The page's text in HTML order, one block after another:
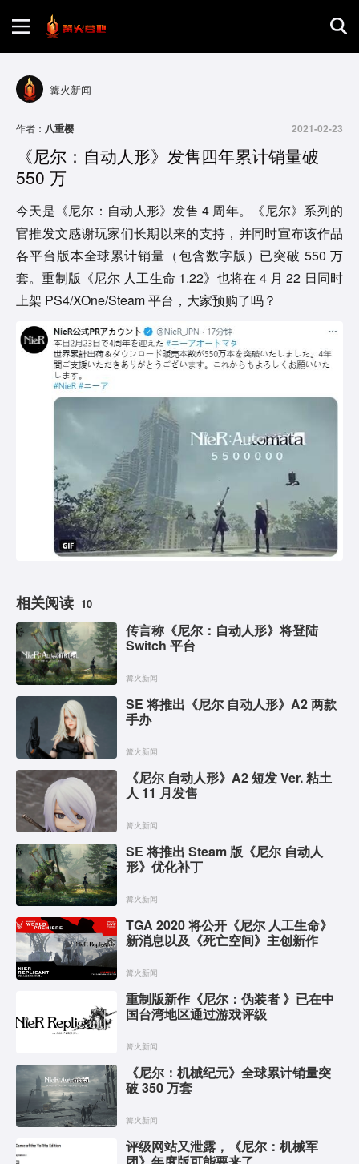
游戏评测
地图攻略
篝火新闻
作者： 八重樱 2021-02-23
《尼尔：自动人形》发售四年累计销量破
550 万
今天是《尼尔：自动人形》发售 4 周年。《尼尔》系列的
官推发文感谢玩家们长期以来的支持，并同时宣布该作品
各平台版本全球累计销量（包含数字版）已突破 550 万
套。重制版《尼尔 人工生命 1.22》也将在 4 月 22 日同时
上架 PS4/XOne/Steam 平台，大家预购了吗？
相关阅读 10
传言称《尼尔：自动人形》将登陆
Switch 平台
篝火新闻
SE 将推出《尼尔 自动人形》A2 两款
手办
篝火新闻
《尼尔 自动人形》A2 短发 Ver. 粘土
人 11 月发售
篝火新闻
SE 将推出 Steam 版《尼尔 自动人
形》优化补丁
篝火新闻
TGA 2020 将公开《尼尔 人工生命》
新消息以及《死亡空间》主创新作
篝火新闻
重制版新作《尼尔：伪装者 》已在中
国台湾地区通过游戏评级
篝火新闻
《尼尔：机械纪元》全球累计销量突
破 350 万套
篝火新闻
评级网站又泄露，《尼尔：机械军